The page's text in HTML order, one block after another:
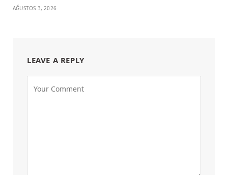
AĞUSTOS 3, 2026
LEAVE A REPLY